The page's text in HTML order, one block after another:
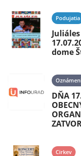
Podujatia
dome
DŇA
Cirkev